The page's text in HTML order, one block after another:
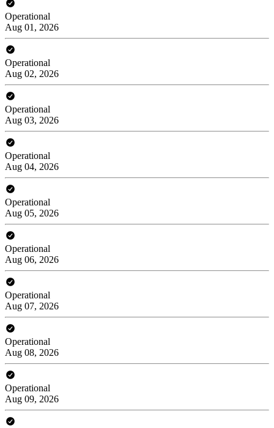
Operational
Aug 01, 2026
Operational
Aug 02, 2026
Operational
Aug 03, 2026
Operational
Aug 04, 2026
Operational
Aug 05, 2026
Operational
Aug 06, 2026
Operational
Aug 07, 2026
Operational
Aug 08, 2026
Operational
Aug 09, 2026